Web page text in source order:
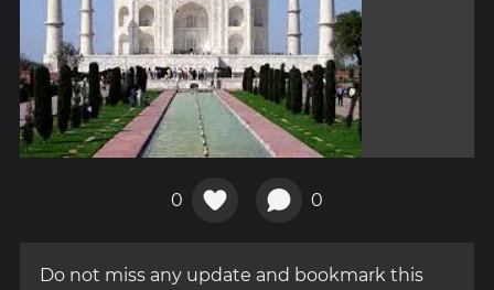
0 0
Do not miss any update and bookmark this